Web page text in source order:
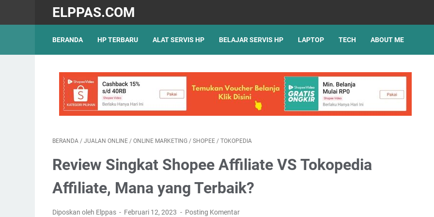
ELPPAS.COM
BERANDA HP TERBARU ALAT SERVIS HP BELAJAR SERVIS HP LAPTOP TECH ABOUT ME
BERANDA / JUALAN ONLINE / ONLINE MARKETING / SHOPEE / TOKOPEDIA
Review Singkat Shopee Affiliate VS Tokopedia
Affiliate, Mana yang Terbaik?
Diposkan oleh Elppas Februari 12, 2023 Posting Komentar